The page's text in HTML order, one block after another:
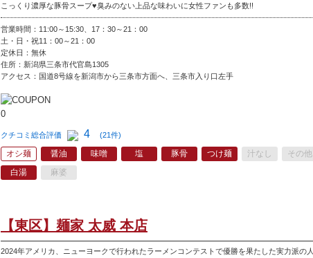
こっくり濃厚な豚骨スープ♥臭みのない上品な味わいに女性ファンも多数!!
営業時間：11:00～15:30、17：30～21：00
土・日・祝11：00～21：00
定休日：無休
住所：新潟県三条市代官島1305
アクセス：国道8号線を新潟市から三条市方面へ、三条市入り口左手
クチコミ総合評価 4 (21件)
オシ麺 醤油 味噌 塩 豚骨 つけ麺 汁なし
その他
白湯
麻婆
【東区】麺家 太威 本店
2024年アメリカ、ニューヨークで行われたラーメンコンテストで優勝を果たした実力派の人